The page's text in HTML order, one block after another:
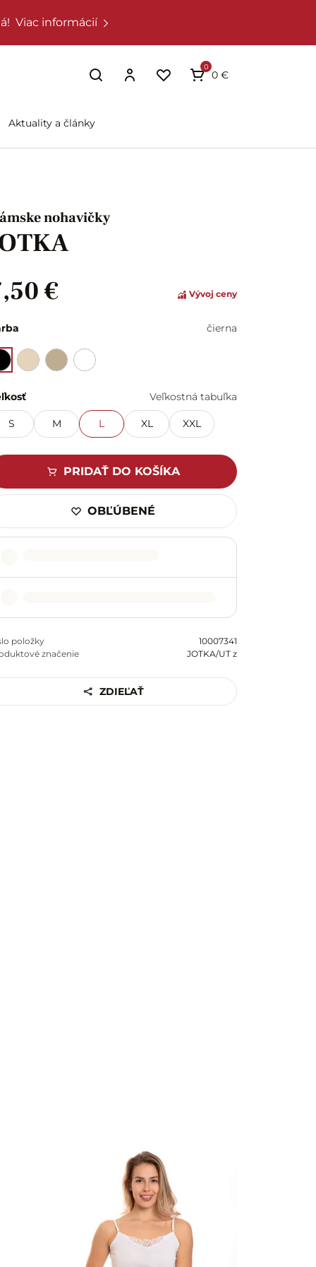
Viac informácií
0
0 €
Aktuality a články
nohavičky
€
Vývoj ceny
čierna
Veľkostná tabuľka
S M L XL XXL
PRIDAŤ DO KOŠÍKA
OBĽÚBENÉ
položky
10007341
značenie
JOTKA/UT z
ZDIEĽAŤ